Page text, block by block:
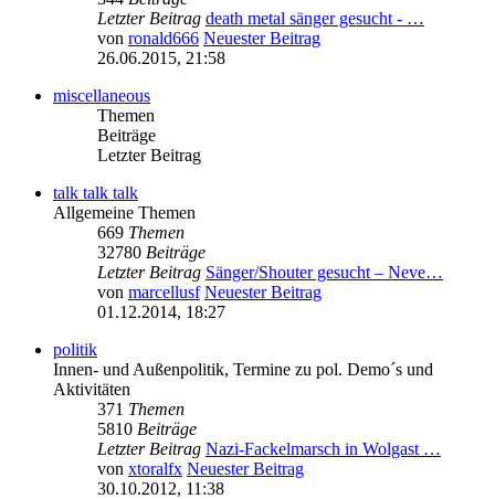
Letzter Beitrag death metal sänger gesucht - …
von ronald666 Neuester Beitrag
26.06.2015, 21:58
miscellaneous
Themen
Beiträge
Letzter Beitrag
talk talk talk
Allgemeine Themen
669 Themen
32780 Beiträge
Letzter Beitrag Sänger/Shouter gesucht – Neve…
von marcellusf Neuester Beitrag
01.12.2014, 18:27
politik
Innen- und Außenpolitik, Termine zu pol. Demo´s und
Aktivitäten
371 Themen
5810 Beiträge
Letzter Beitrag Nazi-Fackelmarsch in Wolgast …
von xtoralfx Neuester Beitrag
30.10.2012, 11:38